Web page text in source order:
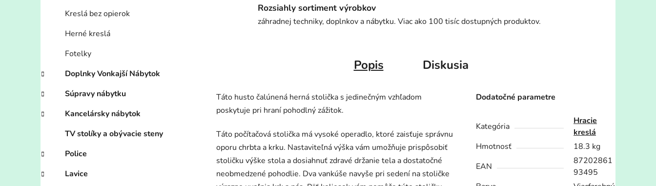
Kreslá bez opierok
Herné kreslá
Fotelky
Doplnky Vonkajší Nábytok
Súpravy nábytku
Kancelársky nábytok
TV stolíky a obývacie steny
Police
Lavice
Rozsiahly sortiment výrobkov
záhradnej techniky, doplnkov a nábytku. Viac ako 100 tisíc dostupných produktov.
Popis Diskusia
Táto husto čalúnená herná stolička s jedinečným vzhľadom
poskytuje pri hraní pohodlný zážitok.
Táto počítačová stolička má vysoké operadlo, ktoré zaisťuje správnu
oporu chrbta a krku. Nastaviteľná výška vám umožňuje prispôsobiť
stoličku výške stola a dosiahnuť zdravé držanie tela a dostatočné
neobmedzené pohodlie. Dva vankúše navyše pri sedení na stoličke
Dodatočné parametre
Kategória
Hracie
kreslá
Hmotnosť
18.3 kg
EAN
87202861
93495